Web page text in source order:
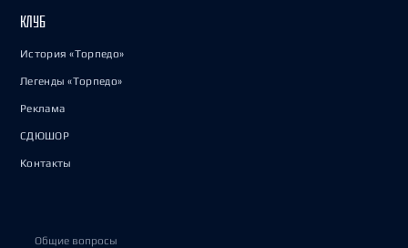
КЛУБ
История «Торпедо»
Легенды «Торпедо»
Реклама
СДЮШОР
Контакты
Общие вопросы